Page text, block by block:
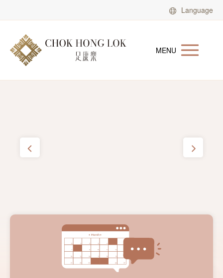
Language
MENU